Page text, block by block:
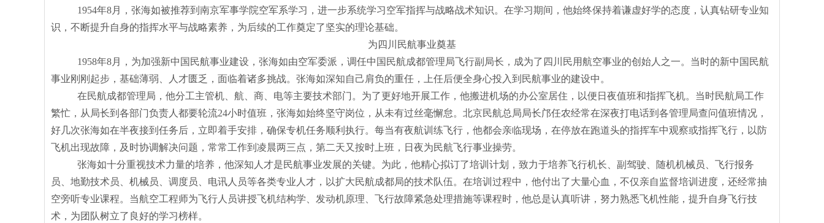
1954年8月，张海如被推荐到南京军事学院空军系学习，进一步系统学习空军指挥与战略战术知识。在学习期间，他始终保持着谦虚好学的态度，认真钻研专业知
识，不断提升自身的指挥水平与战略素养，为后续的工作奠定了坚实的理论基础。
为四川民航事业奠基
1958年8月，为加强新中国民航事业建设，张海如由空军委派，调任中国民航成都管理局飞行副局长，成为了四川民用航空事业的创始人之一。当时的新中国民航
事业刚刚起步，基础薄弱、人才匮乏，面临着诸多挑战。张海如深知自己肩负的重任，上任后便全身心投入到民航事业的建设中。
在民航成都管理局，他分工主管机、航、商、电等主要技术部门。为了更好地开展工作，他搬进机场的办公室居住，以便日夜值班和指挥飞机。当时民航局工作
繁忙，从局长到各部门负责人都要轮流24小时值班， 张海如始终坚守岗位，从未有过丝毫懈怠。北京民航总局局长邝任农经常在深夜打电话到各管理局查问值班情况，
好几次张海如在半夜接到任务后，立即着手安排，确保专机任务顺利执行。每当有夜航训练飞行，他都会亲临现场，在停放在跑道头的指挥车中观察或指挥飞行，以防
飞机出现故障，及时协调解决问题，常常工作到凌晨两三点，第二天又按时上班，日夜为民航飞行事业操劳。
张海如十分重视技术力量的培养，他深知人才是民航事业发展的关键。为此，他精心拟订了培训计划，致力于培养飞行机长、副驾驶、随机机械员、飞行报务
员、地勤技术员、机械员、调度员、电讯人员等各类专业人才，以扩大民航成都局的技术队伍。在培训过程中，他付出了大量心血，不仅亲自监督培训进度，还经常抽
空旁听专业课程。当航空工程师为飞行人员讲授飞机结构学、发动机原理、飞行故障紧急处理措施等课程时，他总是认真听讲，努力熟悉飞机性能，提升自身飞行技
术，为团队树立了良好的学习榜样。